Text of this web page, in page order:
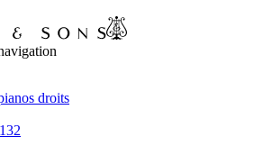
droits